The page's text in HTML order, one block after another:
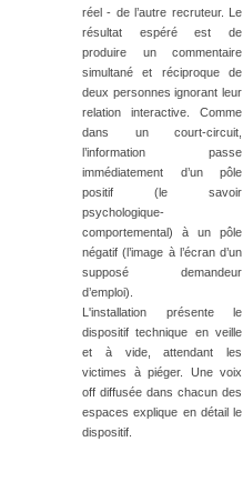
réel - de l’autre recruteur. Le
résultat espéré est de
produire un commentaire
simultané et réciproque de
deux personnes ignorant leur
relation interactive. Comme
dans un court-circuit,
l’information passe
immédiatement d’un pôle
positif (le savoir
psychologique-
comportemental) à un pôle
négatif (l’image à l’écran d’un
supposé demandeur
d’emploi).
L'installation présente le
dispositif technique en veille
et à vide, attendant les
victimes à piéger. Une voix
off diffusée dans chacun des
espaces explique en détail le
dispositif.